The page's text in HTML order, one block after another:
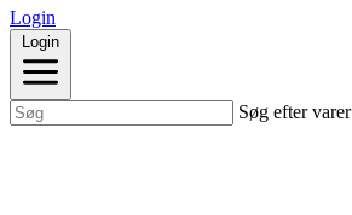
Login
Login
Søg efter varer